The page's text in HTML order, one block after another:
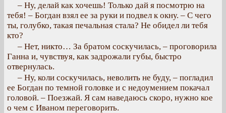
– Ну, делай как хочешь! Только дай я посмотрю на
тебя! – Богдан взял ее за руки и подвел к окну. – С чего
ты, голубко, такая печальная стала? Не обидел ли тебя
кто?
– Нет, никто… За братом соскучилась, – проговорила
Ганна и, чувствуя, как задрожали губы, быстро
отвернулась.
– Ну, коли соскучилась, неволить не буду, – погладил
ее Богдан по темной головке и с недоумением покачал
головой. – Поезжай. Я сам наведаюсь скоро, нужно кое
о чем с Иваном переговорить.